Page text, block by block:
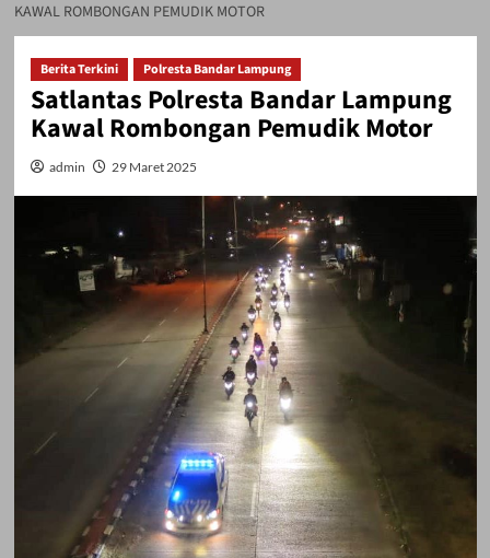
KAWAL ROMBONGAN PEMUDIK MOTOR
Berita Terkini Polresta Bandar Lampung
Satlantas Polresta Bandar Lampung
Kawal Rombongan Pemudik Motor
admin 29 Maret 2025